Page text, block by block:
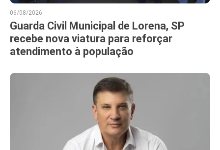
06/08/2026
Guarda Civil Municipal de Lorena, SP
recebe nova viatura para reforçar
atendimento à população